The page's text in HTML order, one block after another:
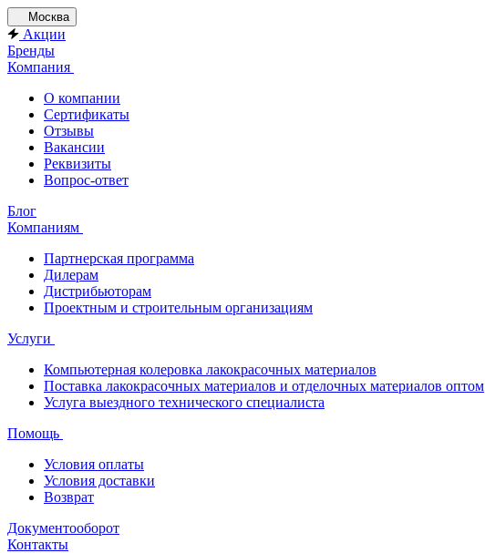
Москва
Акции
Бренды
Компания
О компании
Сертификаты
Отзывы
Вакансии
Реквизиты
Вопрос-ответ
Блог
Компаниям
Партнерская программа
Дилерам
Дистрибьюторам
Проектным и строительным организациям
Услуги
Компьютерная колеровка лакокрасочных материалов
Поставка лакокрасочных материалов и отделочных материалов оптом
Услуга выездного технического специалиста
Помощь
Условия оплаты
Условия доставки
Возврат
Документооборот
Контакты